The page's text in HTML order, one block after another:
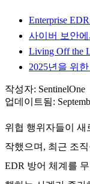
Enterprise
사이버 보안
Living Off the
2025년을 위
작성자: SentinelOne
업데이트됨:
위협 행위자들이 새
작했으며, 최근 조
EDR 방어 체계를